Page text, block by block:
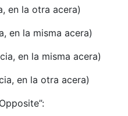
en la otra acera)
en la misma acera)
en la misma acera)
en la otra acera)